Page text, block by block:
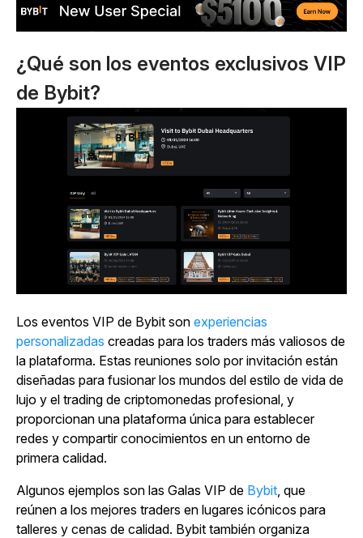
¿Qué son los eventos exclusivos VIP
de Bybit?
Los eventos VIP de Bybit son experiencias
personalizadas creadas para los traders más valiosos de
la plataforma. Estas reuniones solo por invitación están
diseñadas para fusionar los mundos del estilo de vida de
lujo y el trading de criptomonedas profesional, y
proporcionan una plataforma única para establecer
redes y compartir conocimientos en un entorno de
primera calidad.
Algunos ejemplos son las Galas VIP de Bybit , que
reúnen a los mejores traders en lugares icónicos para
talleres y cenas de calidad. Bybit también organiza